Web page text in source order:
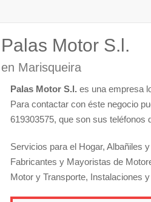
Palas Motor S.l.
en Marisqueira
Palas Motor S.l. es una empresa
Para contactar con éste negocio
619303575, que son sus teléfonos
Servicios para el Hogar, Albañiles
Fabricantes y Mayoristas de
Motor y Transporte, Instalaciones